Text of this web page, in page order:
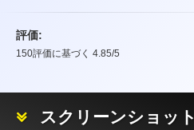
評価:
評価
150評価に基づく 4.85/5
スクリーンショット